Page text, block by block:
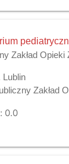
Zakład
Lublin
Zakład
0.0